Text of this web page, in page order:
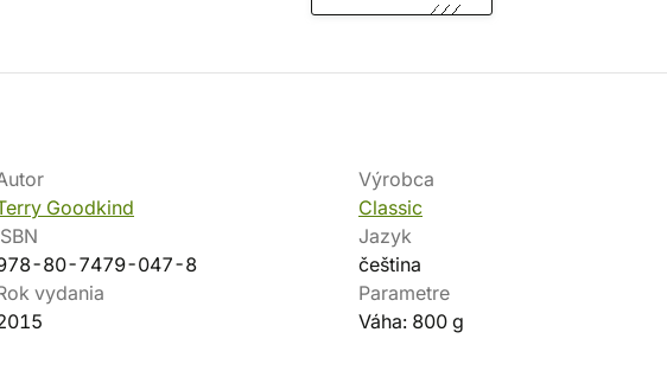
Goodkind
Výrobca
Classic
80-7479-047-8
Jazyk
čeština
vydania
Parametre
Váha: 800 g